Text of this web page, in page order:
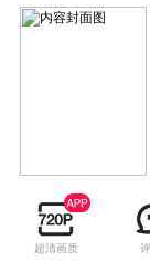
超清画质